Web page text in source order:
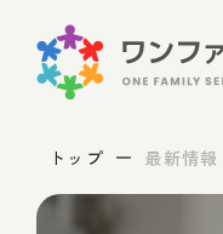
トップ 最新情報